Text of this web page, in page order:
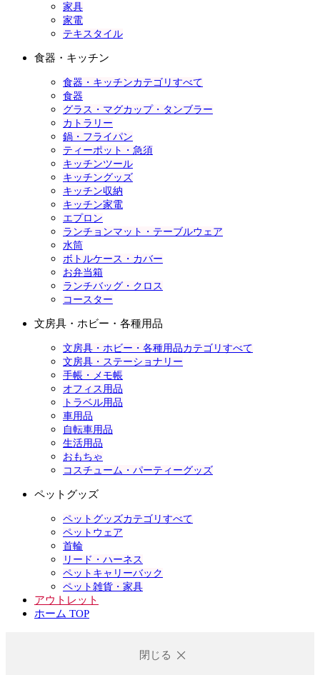
家具
家電
テキスタイル
食器・キッチン
食器・キッチンカテゴリすべて
食器
グラス・マグカップ・タンブラー
カトラリー
鍋・フライパン
ティーポット・急須
キッチンツール
キッチングッズ
キッチン収納
キッチン家電
エプロン
ランチョンマット・テーブルウェア
水筒
ボトルケース・カバー
お弁当箱
ランチバッグ・クロス
コースター
文房具・ホビー・各種用品
文房具・ホビー・各種用品カテゴリすべて
文房具・ステーショナリー
手帳・メモ帳
オフィス用品
トラベル用品
車用品
自転車用品
生活用品
おもちゃ
コスチューム・パーティーグッズ
ペットグッズ
ペットグッズカテゴリすべて
ペットウェア
首輪
リード・ハーネス
ペットキャリーバック
ペット雑貨・家具
アウトレット
ホーム TOP
閉じる